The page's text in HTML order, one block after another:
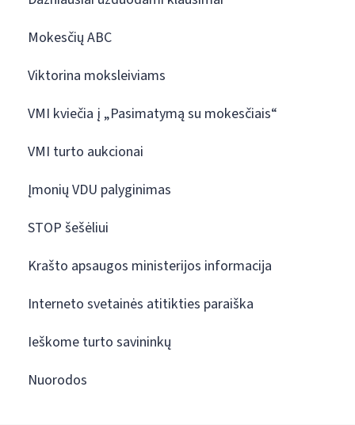
Mokesčių ABC
Viktorina moksleiviams
VMI kviečia į „Pasimatymą su mokesčiais“
VMI turto aukcionai
Įmonių VDU palyginimas
STOP šešėliui
Krašto apsaugos ministerijos informacija
Interneto svetainės atitikties paraiška
Ieškome turto savininkų
Nuorodos